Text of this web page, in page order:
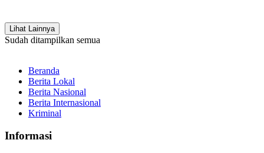
Lihat Lainnya
Sudah ditampilkan semua
Beranda
Berita Lokal
Berita Nasional
Berita Internasional
Kriminal
Informasi